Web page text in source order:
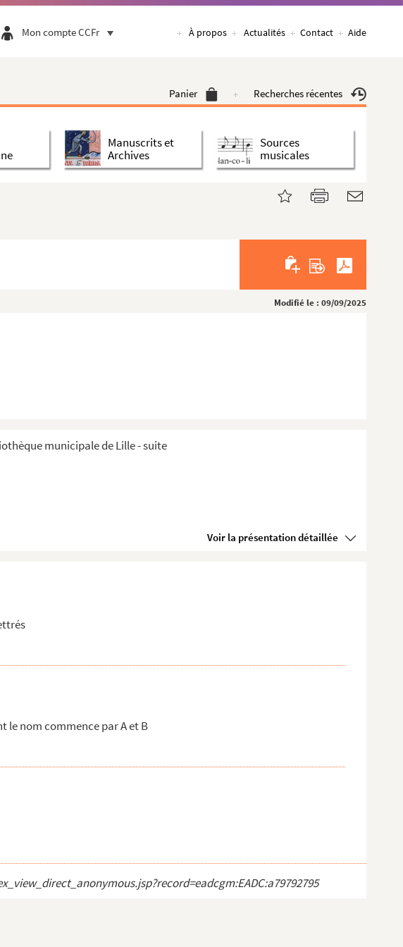
Mon compte CCFr À propos Actualités Contact Aide
Panier Recherches récentes
Manuscrits et
Archives
Sources
musicales
Modifié le : 09/09/2025
municipale de Lille ​- suite
Voir la présentation détaillée
le nom commence par A et B